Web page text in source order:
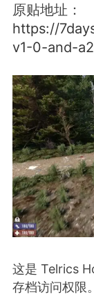
我的钱包
MOD下载
大人
Lv.8
02-10 15:45
电
卖挂
禁止发
单机辅助引流
原贴地址：
https://
v1-0-and-
这是 Telrics
存档访问权限